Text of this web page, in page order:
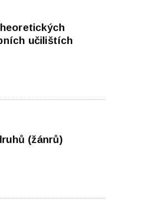
učilištích
(žánrů)